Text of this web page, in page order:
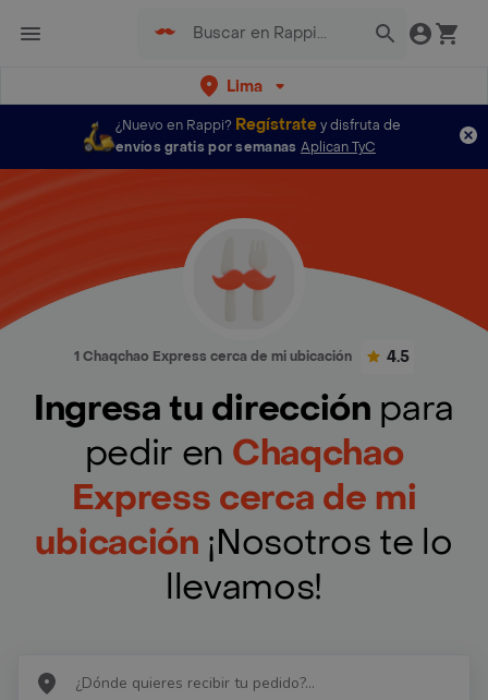
Lima
¿Nuevo en Rappi? Regístratey disfruta de
envíos gratis por semanas Aplican TyC
1 Chaqchao Express cerca de mi ubicación 4.5
Ingresa tu dirección para
pedir en Chaqchao
Express cerca de mi
ubicación ¡Nosotros te lo
llevamos!